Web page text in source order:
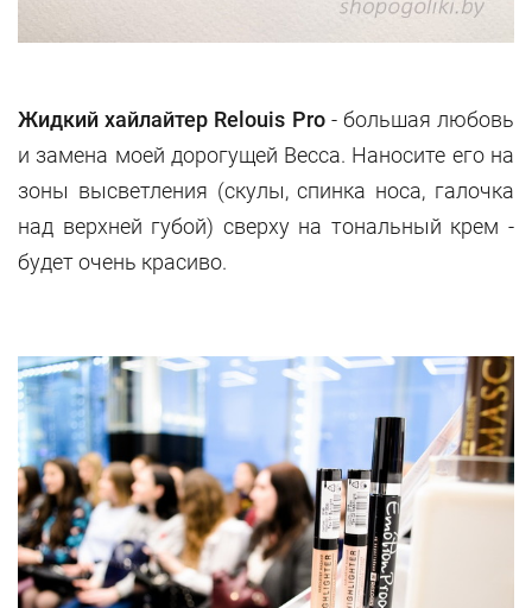
Жидкий хайлайтер Relouis Pro- большая любовь
и замена моей дорогущей Becca. Наносите его на
зоны высветления (скулы, спинка носа, галочка
над верхней губой) сверху на тональный крем -
будет очень красиво.